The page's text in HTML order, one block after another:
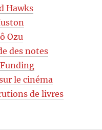
Hawks
Ozu
des notes
le cinéma
de livres